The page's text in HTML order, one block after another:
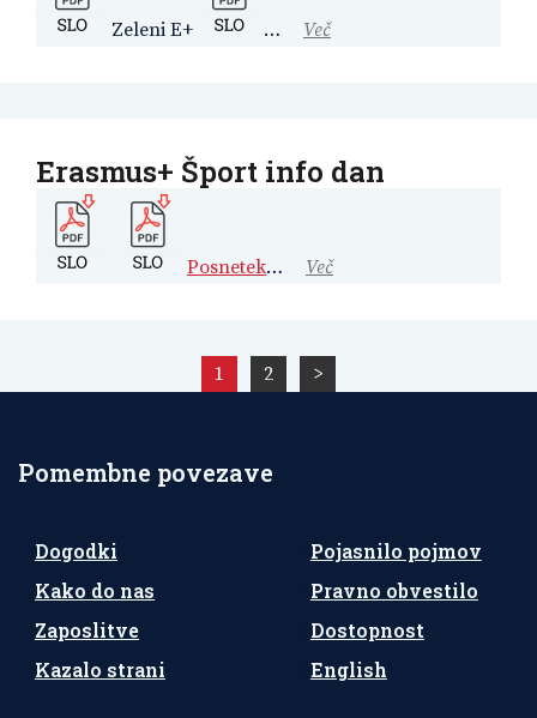
Zeleni E+ … Več
Erasmus+ Šport info dan
Posnetek… Več
prispevkov
1 2 >
Pomembne povezave
Dogodki
Kako do nas
Zaposlitve
Kazalo strani
Pojasnilo pojmov
Pravno obvestilo
Dostopnost
English